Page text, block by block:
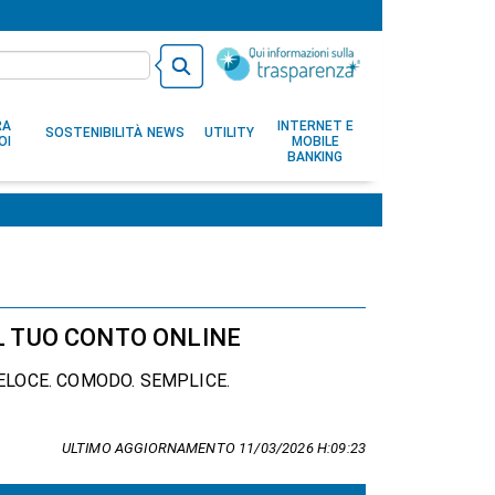
SOSTENIBILITÀ NEWS UTILITY
INTERNET E
MOBILE
BANKING
TUO CONTO ONLINE
COMODO. SEMPLICE.
ULTIMO AGGIORNAMENTO 11/03/2026 H:09:23